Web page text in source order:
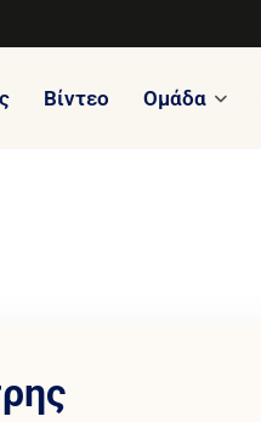
Βίντεο Ομάδα